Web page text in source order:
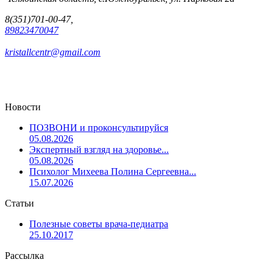
8(351)701-00-47,
89823470047
kristallcentr@gmail.com
Новости
ПОЗВОНИ и проконсультируйся
05.08.2026
Экспертный взгляд на здоровье...
05.08.2026
Психолог Михеева Полина Сергеевна...
15.07.2026
Статьи
Полезные советы врача-педиатра
25.10.2017
Рассылка